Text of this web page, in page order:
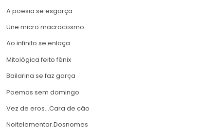
A poesia se esgarça
Une micro.macrocosmo
Ao infinito se enlaça
Mitológica feito fênix
Bailarina se faz garça
Poemas sem domingo
Vez de eros…Cara de cão
Noitelementar.Dosnomes